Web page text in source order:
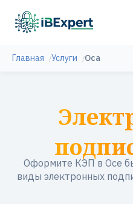
Главная Услуги Оса
Оформите КЭП в Осе
виды электронных